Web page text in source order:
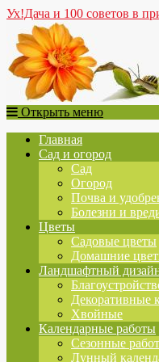
Ух!Дача и 100 советов в
Открыть меню
Главная
Сад и огород
Сад
Огород
Почва и
Болезни и
Цветы
Садовые цветы
Домашние
Ландшафтный
Декоративные
Хвойные
Календарные работы
Сезонные
Лунный